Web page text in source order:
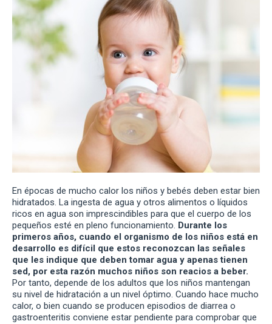
En épocas de mucho calor los niños y bebés deben estar bien
hidratados. La ingesta de agua y otros alimentos o líquidos
ricos en agua son imprescindibles para que el cuerpo de los
pequeños esté en pleno funcionamiento. Durante los
primeros años, cuando el organismo de los niños está en
desarrollo es difícil que estos reconozcan las señales
que les indique que deben tomar agua y apenas tienen
sed, por esta razón muchos niños son reacios a beber.
Por tanto, depende de los adultos que los niños mantengan
su nivel de hidratación a un nivel óptimo. Cuando hace mucho
calor, o bien cuando se producen episodios de diarrea o
gastroenteritis conviene estar pendiente para comprobar que